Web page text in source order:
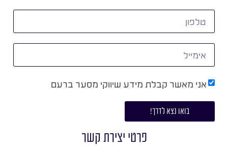
אני מאשר קבלת מידע שיווקי מסער ברעם
בואו נצא לדרך!
פרטי יצירת קשר